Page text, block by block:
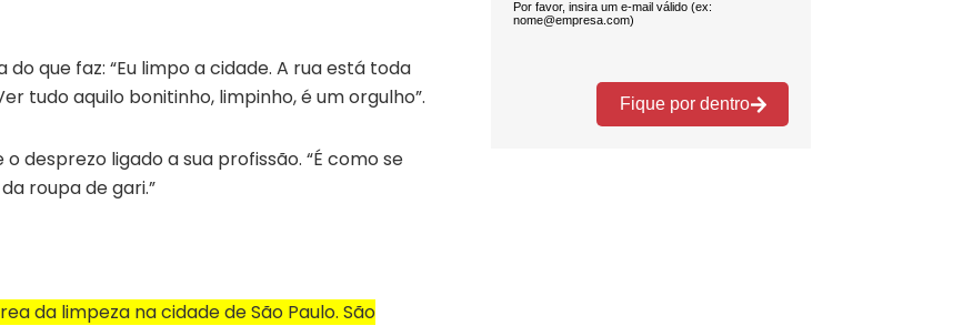
que faz: “Eu limpo a cidade. A rua está toda
tudo aquilo bonitinho, limpinho, é um orgulho”.
desprezo ligado a sua profissão. “É como se
roupa de gari.”
da limpeza na cidade de São Paulo. São